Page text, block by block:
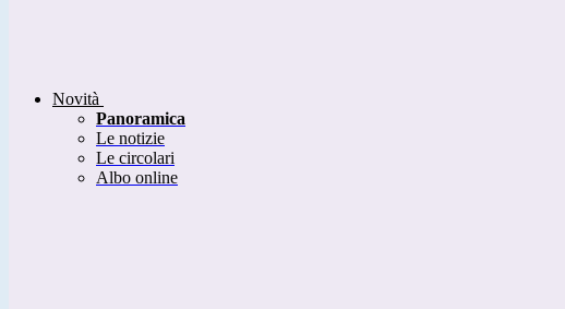
Novità
Panoramica
Le notizie
Le circolari
Albo online